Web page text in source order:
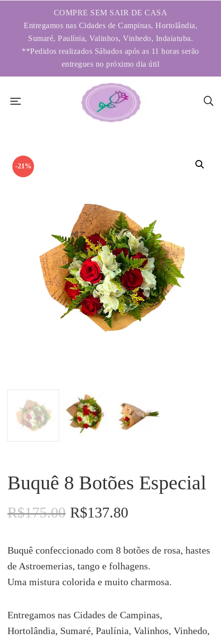
COMPRE SEM SAIR DE CASA
Entregamos nas Cidades de Campinas, Hortolândia,
Sumaré, Paulínia, Valinhos, Vinhedo, Indaiatuba.
**Pedidos realizados Sábados após as 11 horas serão
entregues no próximo dia útil
-21%
Buquê 8 Botões Especial
R$175.00 O
era:
R$137.80
é:
Buquê confeccionado com 8 botões de rosa, hastes
de Astroemerias, tango e folhagens.
Uma mistura colorida e muito charmosa.
Entregamos nas Cidades de Campinas,
Hortolândia, Sumaré, Paulínia, Valinhos, Vinhedo,